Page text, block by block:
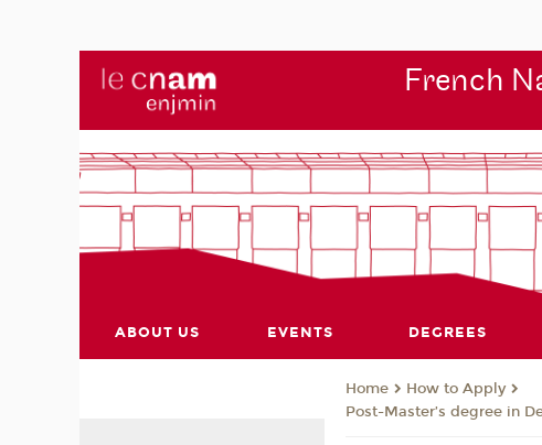
French
ABOUT US EVENTS DEGREES
Home
How to Apply
Post-Master’s degree in